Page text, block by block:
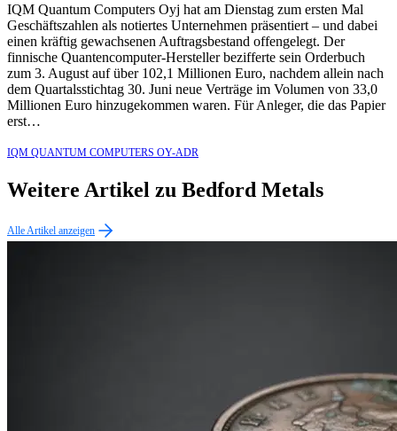
IQM Quantum Computers Oyj hat am Dienstag zum ersten Mal
Geschäftszahlen als notiertes Unternehmen präsentiert – und dabei
einen kräftig gewachsenen Auftragsbestand offengelegt. Der
finnische Quantencomputer-Hersteller bezifferte sein Orderbuch
zum 3. August auf über 102,1 Millionen Euro, nachdem allein nach
dem Quartalsstichtag 30. Juni neue Verträge im Volumen von 33,0
Millionen Euro hinzugekommen waren. Für Anleger, die das Papier
erst…
IQM QUANTUM COMPUTERS OY-ADR
Weitere Artikel zu Bedford Metals
Alle Artikel anzeigen